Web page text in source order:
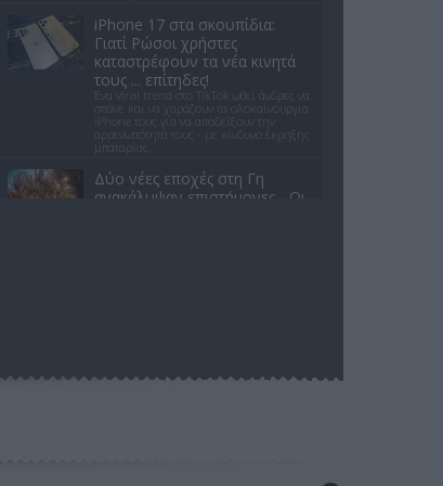
iPhone 17 στα σκουπίδια:
Γιατί Ρώσοι χρήστες
καταστρέφουν τα νέα κινητά
τους ... επίτηδες!
Ένα viral trend στο TikTok ωθεί άνδρες να
σπάνε και να χαράζουν τα ολοκαίνουργια
iPhone τους για να αποδείξουν την
αρρενωπότητά τους - με κίνδυνο έκρηξης
μπαταρίας.
Δύο νέες εποχές στη Γη
ανακάλυψαν επιστήμονες - Oι
Με τον νέο ευρωπαϊκό κανονισμό για τις